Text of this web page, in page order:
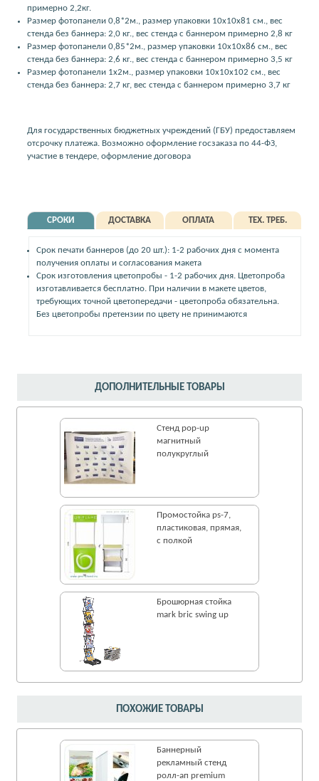
примерно 2,2кг.
Размер фотопанели 0,8*2м., размер упаковки 10x10x81 см., вес
стенда без баннера: 2,0 кг., вес стенда с баннером примерно 2,8 кг
Размер фотопанели 0,85*2м., размер упаковки 10x10x86 см., вес
стенда без баннера: 2,6 кг., вес стенда с баннером примерно 3,5 кг
Размер фотопанели 1x2м., размер упаковки 10x10x102 см., вес
стенда без баннера: 2,7 кг, вес стенда с баннером примерно 3,7 кг
Для государственных бюджетных учреждений (ГБУ) предоставляем
отсрочку платежа. Возможно оформление госзаказа по 44-ФЗ,
участие в тендере, оформление договора
СРОКИ ДОСТАВКА ОПЛАТА ТЕХ. ТРЕБ.
Срок печати баннеров (до 20 шт.): 1-2 рабочих дня с момента
получения оплаты и согласования макета
Срок изготовления цветопробы - 1-2 рабочих дня. Цветопроба
изготавливается бесплатно. При наличии в макете цветов,
требующих точной цветопередачи - цветопроба обязательна.
Без цветопробы претензии по цвету не принимаются
ПОХОЖИЕ ТОВАРЫ
Баннерный
рекламный стенд
ролл-ап premium
ДОПОЛНИТЕЛЬНЫЕ ТОВАРЫ
Стенд pop-up
магнитный
полукруглый
Промостойка ps-7,
пластиковая, прямая,
с полкой
Брошюрная стойка
mark bric swing up